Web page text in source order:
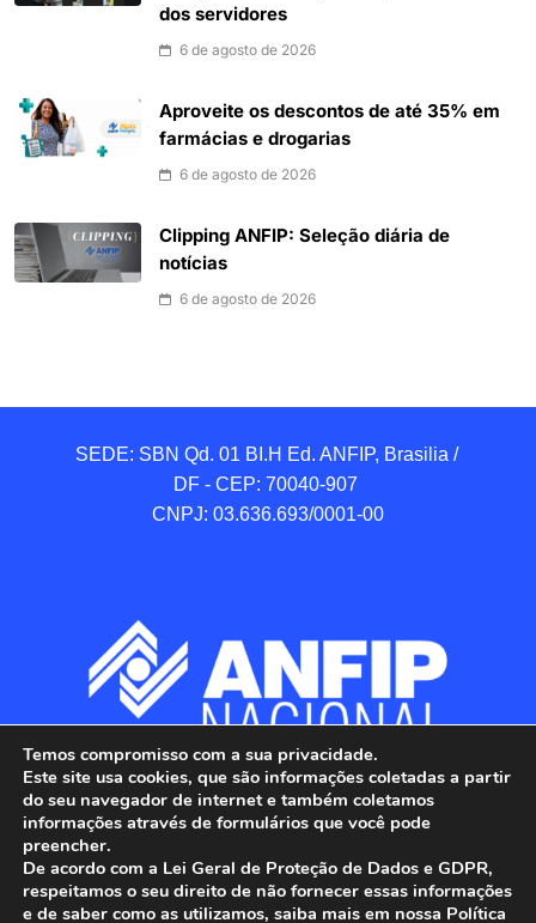
dos servidores
6 de agosto de 2026
Aproveite os descontos de até 35% em
farmácias e drogarias
6 de agosto de 2026
Clipping ANFIP: Seleção diária de
notícias
6 de agosto de 2026
SEDE: SBN Qd. 01 BI.H Ed. ANFIP, Brasilia /
DF - CEP: 70040-907
CNPJ: 03.636.693/0001-00
Temos compromisso com a sua privacidade.
Este site usa cookies, que são informações coletadas a partir
do seu navegador de internet e também coletamos
informações através de formulários que você pode
preencher.
De acordo com a Lei Geral de Proteção de Dados e GDPR,
respeitamos o seu direito de não fornecer essas informações
e de saber como as utilizamos, saiba mais em nossa Política